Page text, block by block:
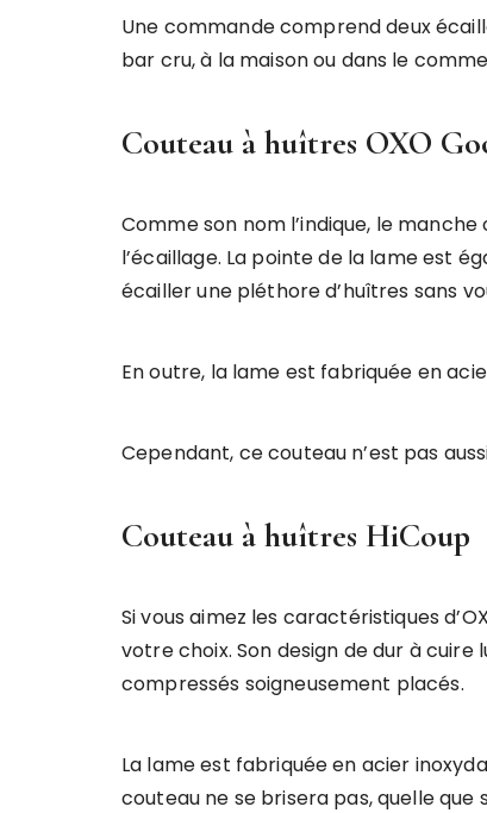
Une commande comprend deux
bar cru, à la maison ou dans le
Couteau à huîtres OXO
Comme son nom l’indique, le
l’écaillage. La pointe de la lame est
écailler une pléthore d’huîtres sans
En outre, la lame est fabriquée en
Cependant, ce couteau n’est pas
Couteau à huîtres HiCoup
Si vous aimez les caractéristiques
votre choix. Son design de dur à
compressés soigneusement placés.
La lame est fabriquée en acier
couteau ne se brisera pas, quelle